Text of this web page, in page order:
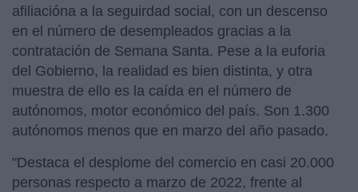
afiliacióna a la seguirdad social, con un descenso
en el número de desempleados gracias a la
contratación de Semana Santa. Pese a la euforia
del Gobierno, la realidad es bien distinta, y otra
muestra de ello es la caída en el número de
autónomos, motor económico del país. Son 1.300
autónomos menos que en marzo del año pasado.
"Destaca el desplome del comercio en casi 20.000
personas respecto a marzo de 2022, frente al